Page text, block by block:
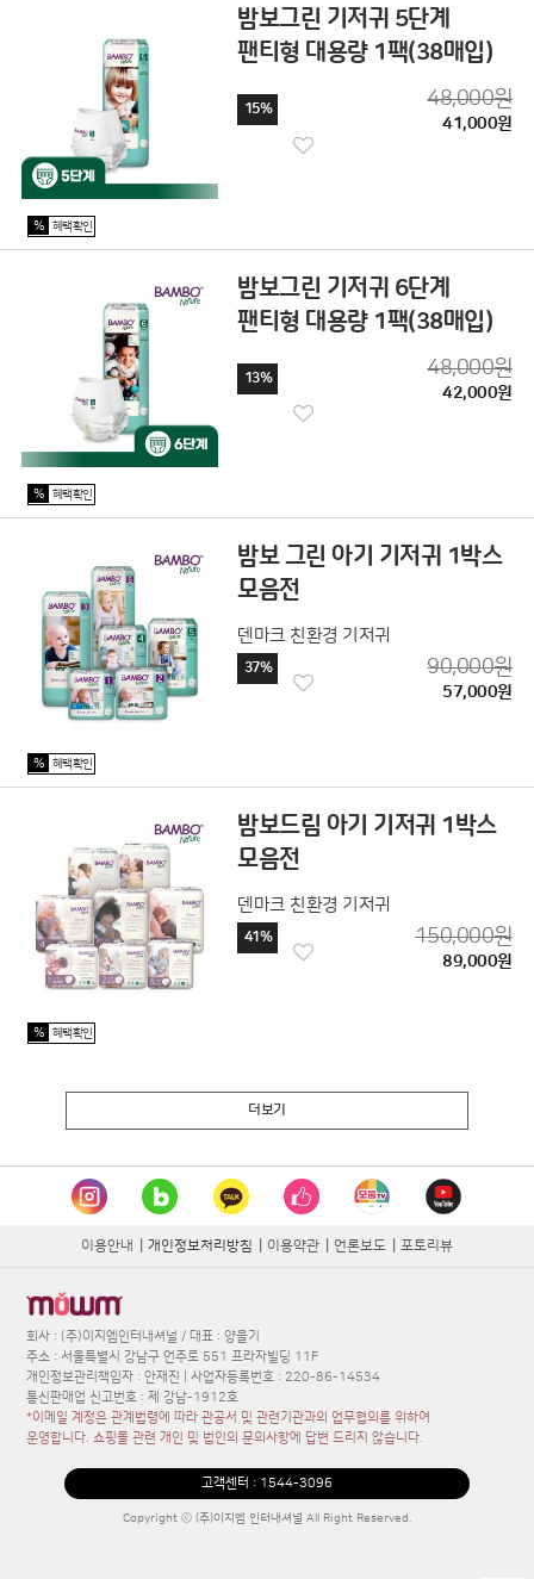
밤보그린 기저귀 5단계
팬티형 대용량 1팩(38매입)
15% 48,000원
41,000원
% 혜택확인
밤보그린 기저귀 6단계
팬티형 대용량 1팩(38매입)
13% 48,000원
42,000원
% 혜택확인
밤보 그린 아기 기저귀 1박스
모음전
덴마크 친환경 기저귀
37% 90,000원
57,000원
% 혜택확인
밤보드림 아기 기저귀 1박스
모음전
덴마크 친환경 기저귀
41% 150,000원
89,000원
% 혜택확인
더보기
이용안내 개인정보처리방침 이용약관 언론보도 포토리뷰
회사 : (주)이지엠인터내셔널 / 대표 : 양을기
주소 : 서울특별시 강남구 언주로 551 프라자빌딩 11F
개인정보관리책임자 : 안재진 | 사업자등록번호 : 220-86-14534
통신판매업 신고번호 : 제 강남-1912호
*이메일 계정은 관계법령에 따라 관공서 및 관련기관과의 업무협의를 위하여
운영합니다. 쇼핑몰 관련 개인 및 법인의 문의사항에 답변 드리지 않습니다.
고객센터 : 1544-3096
Copyright ⓒ (주)이지엠 인터내셔널 All Right Reserved.